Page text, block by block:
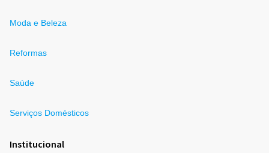
Moda e Beleza
Reformas
Saúde
Serviços Domésticos
Institucional